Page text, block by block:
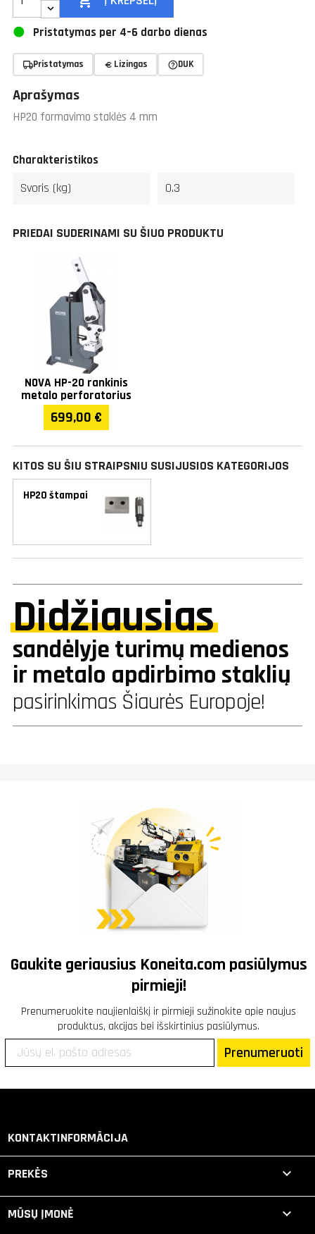
Pristatymas per 4–6 darbo dienas
Pristatymas Lizingas DUK
Aprašymas
HP20 formavimo staklės 4 mm
Charakteristikos
Svoris (kg) 0.3
PRIEDAI SUDERINAMI SU ŠIUO PRODUKTU
NOVA HP-20 rankinis
metalo perforatorius
699,00 €
KITOS SU ŠIU STRAIPSNIU SUSIJUSIOS KATEGORIJOS
HP20 štampai
Didžiausias
sandėlyje turimų medienos
ir metalo apdirbimo staklių
pasirinkimas Šiaurės Europoje!
Gaukite geriausius Koneita.com pasiūlymus
pirmieji!
Prenumeruokite naujienlaiškį ir pirmieji sužinokite apie naujus
produktus, akcijas bei išskirtinius pasiūlymus.
Prenumeruoti
KONTAKTINFORMĀCIJA
PREKĖS 
MŪSŲ ĮMONĖ 